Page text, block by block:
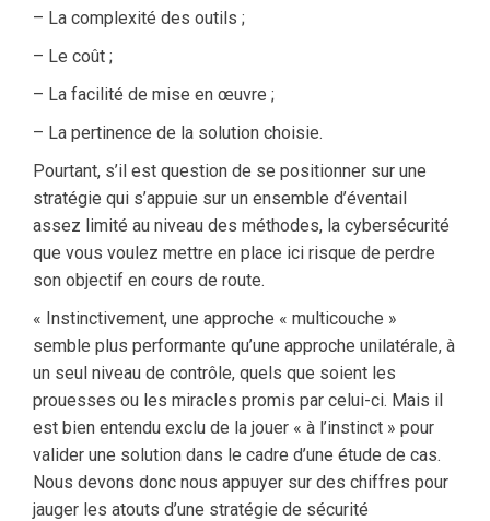
– La complexité des outils ;
– Le coût ;
– La facilité de mise en œuvre ;
– La pertinence de la solution choisie.
Pourtant, s’il est question de se positionner sur une
stratégie qui s’appuie sur un ensemble d’éventail
assez limité au niveau des méthodes, la cybersécurité
que vous voulez mettre en place ici risque de perdre
son objectif en cours de route.
« Instinctivement, une approche « multicouche »
semble plus performante qu’une approche unilatérale, à
un seul niveau de contrôle, quels que soient les
prouesses ou les miracles promis par celui-ci. Mais il
est bien entendu exclu de la jouer « à l’instinct » pour
valider une solution dans le cadre d’une étude de cas.
Nous devons donc nous appuyer sur des chiffres pour
jauger les atouts d’une stratégie de sécurité